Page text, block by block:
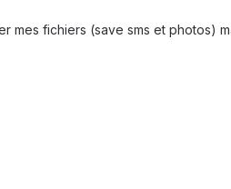
mes fichiers (save sms et photos)